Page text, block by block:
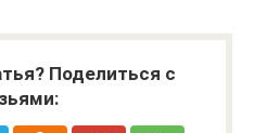
Поделиться с